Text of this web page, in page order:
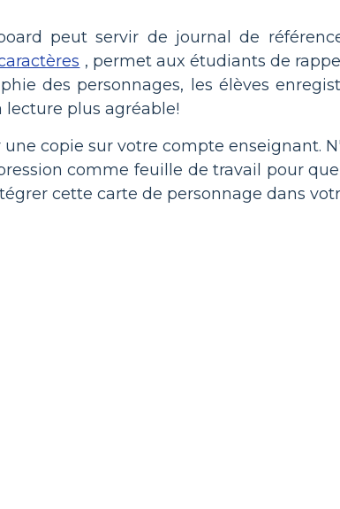
peut servir de journal de
, permet aux étudiants de
des personnages, les élèves
plus agréable!
copie sur votre compte enseignant.
comme feuille de travail pour
cette carte de personnage dans